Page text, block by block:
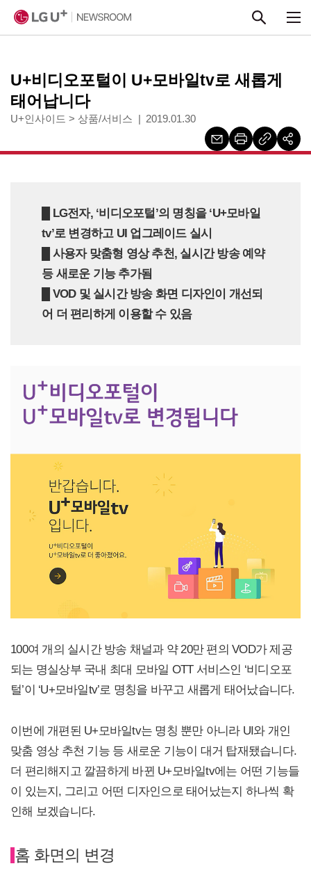
U+비디오포털이 U+모바일tv로 새롭게
태어납니다
U+인사이드 > 상품/서비스 2019.01.30
█ LG전자, ‘비디오포털’의 명칭을 ‘U+모바일
tv’로 변경하고 UI 업그레이드 실시
█ 사용자 맞춤형 영상 추천, 실시간 방송 예약
등 새로운 기능 추가됨
█ VOD 및 실시간 방송 화면 디자인이 개선되
어 더 편리하게 이용할 수 있음
100여 개의 실시간 방송 채널과 약 20만 편의 VOD가 제공
되는 명실상부 국내 최대 모바일 OTT 서비스인 ‘비디오포
털’이 ‘U+모바일tv’로 명칭을 바꾸고 새롭게 태어났습니다.
이번에 개편된 U+모바일tv는 명칭 뿐만 아니라 UI와 개인
맞춤 영상 추천 기능 등 새로운 기능이 대거 탑재됐습니다.
더 편리해지고 깔끔하게 바뀐 U+모바일tv에는 어떤 기능들
이 있는지, 그리고 어떤 디자인으로 태어났는지 하나씩 확
인해 보겠습니다.
홈 화면의 변경